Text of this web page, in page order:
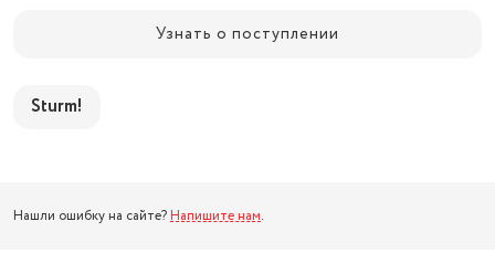
Узнать о поступлении
Sturm!
Нашли ошибку на сайте? Напишите нам.